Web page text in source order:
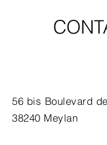
56 bis Boulevard
38240 Meylan